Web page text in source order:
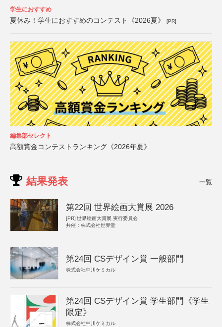
学生におすすめ
夏休み！学生におすすめのコンテスト《2026夏》 [PR]
編集部セレクト
高額賞金コンテストランキング《2026年夏》
結果発表 一覧
第22回 世界絵画大賞展 2026
[PR] 世界絵画大賞展 実行委員会
共催：株式会社世界堂
第24回 CSデザイン賞 一般部門
株式会社中川ケミカル
第24回 CSデザイン賞 学生部門《学生
限定》
株式会社中川ケミカル